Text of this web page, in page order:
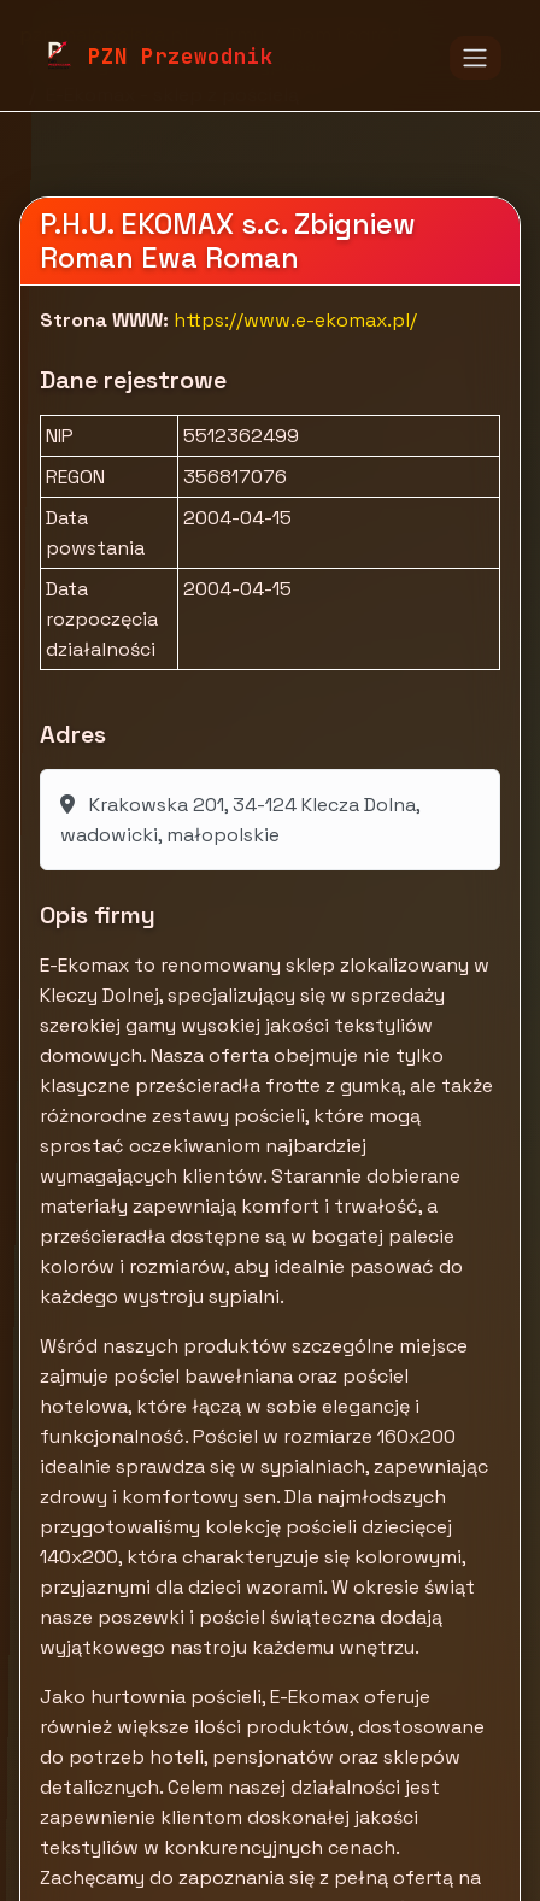
PZN Przewodnik
Tekstylia i pozostałe wyposażenie
P.H.U. EKOMAX s.c. Zbigniew
Roman Ewa Roman
Strona WWW: https://www.e-ekomax.pl/
Dane rejestrowe
NIP
5512362499
REGON
356817076
Data
powstania
2004-04-15
Data
rozpoczęcia
działalności
2004-04-15
Adres
Krakowska 201, 34-124 Klecza Dolna,
wadowicki, małopolskie
Opis firmy
E-Ekomax to renomowany sklep zlokalizowany w
Kleczy Dolnej, specjalizujący się w sprzedaży
szerokiej gamy wysokiej jakości tekstyliów
domowych. Nasza oferta obejmuje nie tylko
klasyczne prześcieradła frotte z gumką, ale także
różnorodne zestawy pościeli, które mogą
sprostać oczekiwaniom najbardziej
wymagających klientów. Starannie dobierane
materiały zapewniają komfort i trwałość, a
prześcieradła dostępne są w bogatej palecie
kolorów i rozmiarów, aby idealnie pasować do
każdego wystroju sypialni.
Wśród naszych produktów szczególne miejsce
zajmuje pościel bawełniana oraz pościel
hotelowa, które łączą w sobie elegancję i
funkcjonalność. Pościel w rozmiarze 160x200
idealnie sprawdza się w sypialniach, zapewniając
zdrowy i komfortowy sen. Dla najmłodszych
przygotowaliśmy kolekcję pościeli dziecięcej
140x200, która charakteryzuje się kolorowymi,
przyjaznymi dla dzieci wzorami. W okresie świąt
nasze poszewki i pościel świąteczna dodają
wyjątkowego nastroju każdemu wnętrzu.
Jako hurtownia pościeli, E-Ekomax oferuje
również większe ilości produktów, dostosowane
do potrzeb hoteli, pensjonatów oraz sklepów
detalicznych. Celem naszej działalności jest
zapewnienie klientom doskonałej jakości
tekstyliów w konkurencyjnych cenach.
Zachęcamy do zapoznania się z pełną ofertą na